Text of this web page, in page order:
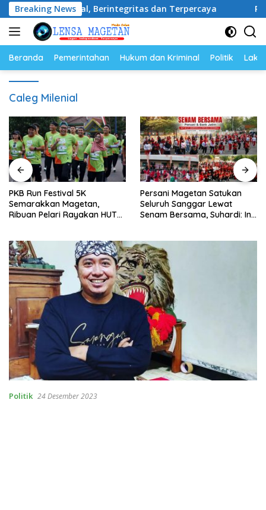
Langsung
ke
konten
Breaking News
Profesional, Berintegritas dan Terpercaya PKB Run
Beranda Pemerintahan Hukum dan Kriminal Politik
Caleg Milenial
PKB Run Festival 5K
Semarakkan Magetan,
Ribuan Pelari Rayakan HUT
Persani Magetan Satukan
Seluruh Sanggar Lewat
Senam Bersama, Suhardi: Ini
Politik 24 Desember 2023